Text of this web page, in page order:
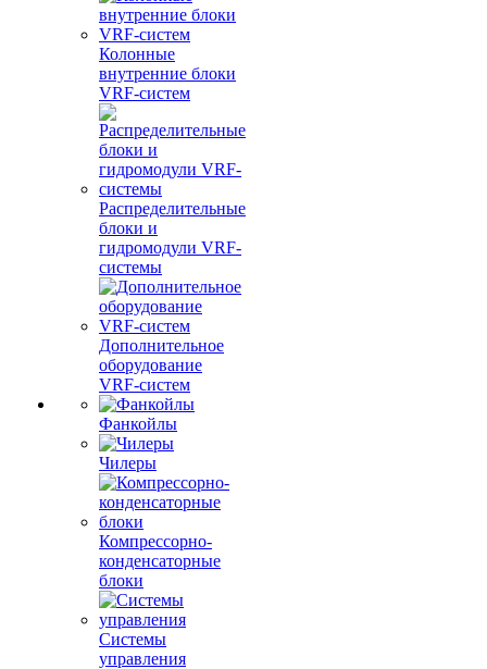
Колонные
внутренние блоки
VRF-систем
Распределительные
блоки и
гидромодули VRF-
системы
Дополнительное
оборудование
VRF-систем
Фанкойлы
Чилеры
Компрессорно-
конденсаторные
блоки
Системы
управления